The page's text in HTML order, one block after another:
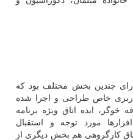
چندین بخش مختلف بود كه
خاص طراحی و اجرا شده
ایده اتاق ویژه برنامه
مورد توجه و استقبال
كارگروهی هم بخش دیگری از